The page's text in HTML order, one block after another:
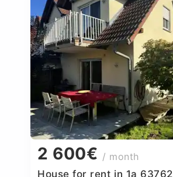
2 600€ / month
House for rent in 1a 63762